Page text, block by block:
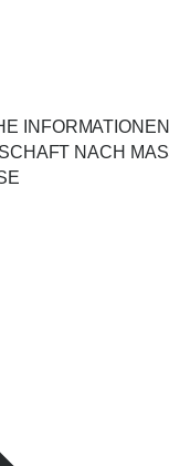
INFORMATIONEN
NACH MASS